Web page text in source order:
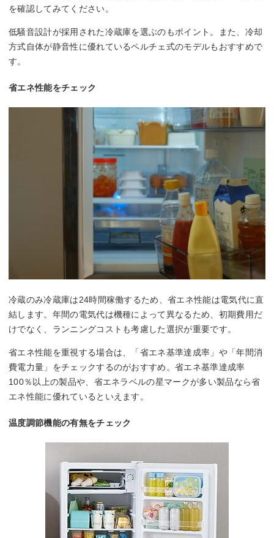
を確認してみてください。
低騒音設計が採用された冷蔵庫を選ぶのもポイント。また、冷却
方式自体が静音性に優れているペルチェ式のモデルもおすすめで
す。
省エネ性能をチェック
冷蔵のみ冷蔵庫は24時間稼働するため、省エネ性能は電気代に直
結します。年間の電気代は機種によって異なるため、初期費用だ
けでなく、ランニングコストも考慮した選択が重要です。
省エネ性能を重視する場合は、「省エネ基準達成率」や「年間消
費電力量」をチェックするのがおすすめ。省エネ基準達成率
100％以上の製品や、省エネラベルの星マークが多い製品なら省
エネ性能に優れているといえます。
温度調節機能の有無をチェック